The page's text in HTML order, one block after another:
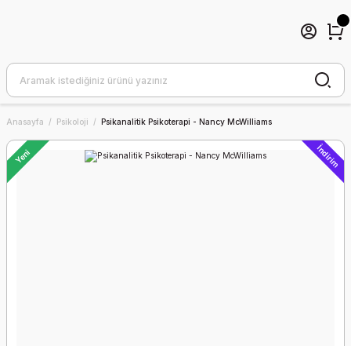
Anasayfa Psikoloji Psikanalitik Psikoterapi - Nancy McWilliams
Yeni İndirim